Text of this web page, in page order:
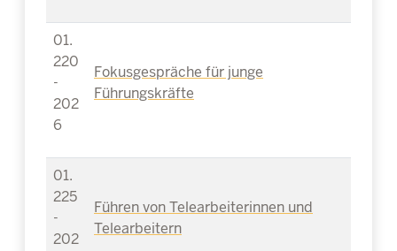
01.
220
-
202
6
Fokusgespräche für junge
Führungskräfte
01.
225
-
202
Führen von Telearbeiterinnen und
Telearbeitern